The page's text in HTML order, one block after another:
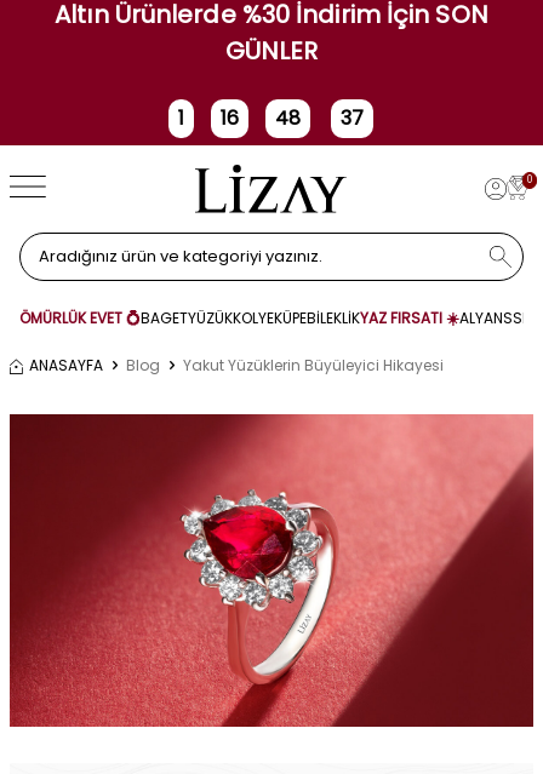
Altın Ürünlerde %30 İndirim İçin SON
GÜNLER
1
Gün
16
Saat
48 36
0
ÖMÜRLÜK EVET 💍BAGETYÜZÜKKOLYEKÜPEBİLEKLİKYAZ FIRSATI ☀️ALYANS
ANASAYFA Blog Yakut Yüzüklerin Büyüleyici Hikayesi